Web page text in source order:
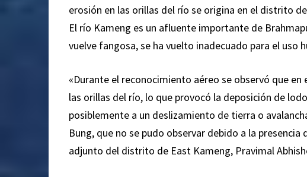
erosión en las orillas del río se origina en el distrito
El río Kameng es un afluente importante de
vuelve fangosa, se ha vuelto inadecuado para el uso
«Durante el reconocimiento aéreo se observó que
las orillas del río, lo que provocó la deposición de
posiblemente a un deslizamiento de tierra o
Bung, que no se pudo observar debido a la
adjunto del distrito de East Kameng, Pravimal